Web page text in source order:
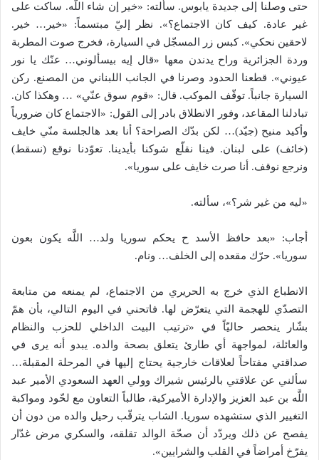
حتى وصلنا إلى جديدة يابوس. سألته: «خير إن شاء اللَّه. ساكت على
غير عادة. كيف كان الاجتماع؟». نظر إليّ مبتسماً: «خير… خير.
لاحقين نحكي». كبس زر المسجّل في السيارة، فخرج صوت المطربة
وردة الجزائرية وراح يدندن معها «قال إيه بيسألوني… عنّك يا نور
عيوني». قطعنا الحدود وصرنا في الجانب اللبناني من المصنع. ركن
السيارة جانباً. توقّف الموكب. قال: «قوم سوق عنّي» … وهكذا كان.
تبادلنا المقاعد، وفور الانطلاق بادر إلى القول: «الاجتماع كان ضرورياً
وأكيد منيح (جيّد)… لكن بدّك الصراحة؟ أنا بعد هالجلسة منّي خايف
(خائف) على لبنان. فينا نقلّع شوكنا بأيدينا. تعوّدنا نوقع (نسقط)
ونرجع نوقف. أنا صرت خايف على سوريا».
«ليه من غير شر؟»، سألته.
أجاب: «بعد حافظ الأسد ح يحكم سوريا ولد… اللَّه يكون بعون
سوريا». حرّك مقعده إلى الخلف… ونام.
الانطباع الذي خرج به الحريري من الاجتماع، لم يمنعه من متابعة
التصدّي للهجمة التي يتعرّض لها. فاتحني في اليوم التالي، بأن همّ
بشّار ينحصر حاليّاً في «ترتيب البيت الداخلي للحزب والنظام
والعائلة، لمواجهة أي طارئ يتعلق بصحة والده. يبدو أنه يرى في
صداقتي مفتاحاً لعلاقات خارجية يحتاج إليها في المرحلة المقبلة…
سألني عن علاقتي بالرئيس شيراك وولي العهد السعودي الأمير عبد
اللَّه بن عبد العزيز والإدارة الأميركية، طالباً التعاون مع لحّود ومواكبة
التغيير الذي ستشهده سوريا. الشاب يترقّب رحيل والده من دون أن
يفصح عن ذلك ويردّد أن صحّة الوالد تقلقه، والسكري مرض غدّار
يفرّخ أمراضاً في القلب والشرايين».